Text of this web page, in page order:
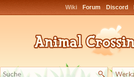
Wiki Forum Discord